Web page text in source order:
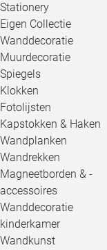
Stationery
Eigen Collectie
Wanddecoratie
Muurdecoratie
Spiegels
Klokken
Fotolijsten
Kapstokken & Haken
Wandplanken
Wandrekken
Magneetborden & -
accessoires
Wanddecoratie
kinderkamer
Wandkunst